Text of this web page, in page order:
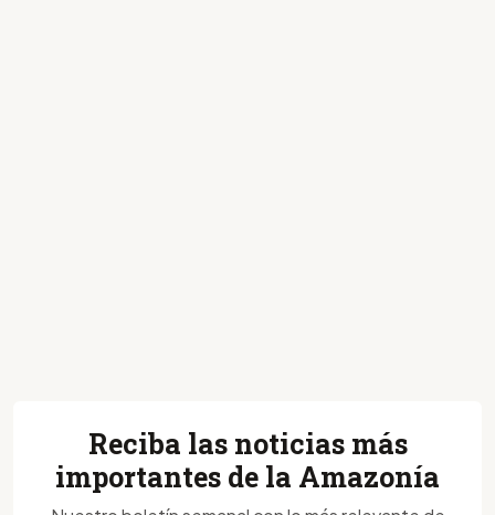
Reciba las noticias más
importantes de la Amazonía